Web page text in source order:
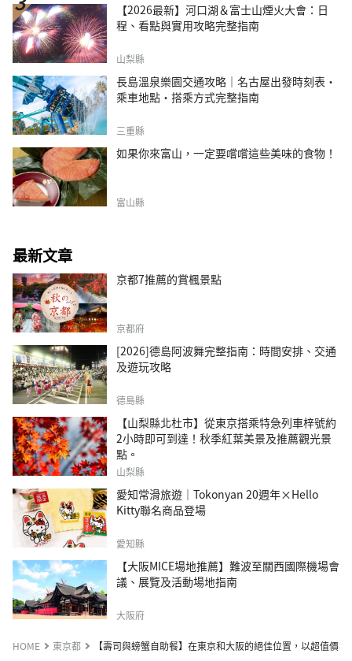
【2026最新】河口湖＆富士山煙火大會：日
程、看點與實用攻略完整指南
山梨縣
長島溫泉樂園交通攻略｜名古屋出發時刻表・
乘車地點・搭乘方式完整指南
三重縣
如果你來富山，一定要嚐嚐這些美味的食物！
富山縣
最新文章
京都7推薦的賞楓景點
京都府
[2026]德島阿波舞完整指南：時間安排、交通
及遊玩攻略
德島縣
【山梨縣北杜市】從東京搭乘特急列車梓號約
2小時即可到達！秋季紅葉美景及推薦觀光景
點。
山梨縣
愛知常滑旅遊｜Tokonyan 20週年×Hello
Kitty聯名商品登場
愛知縣
【大阪MICE場地推薦】難波至關西國際機場會
議、展覽及活動場地指南
大阪府
HOME 東京都 【壽司與螃蟹自助餐】在東京和大阪的絕佳位置，以超值價